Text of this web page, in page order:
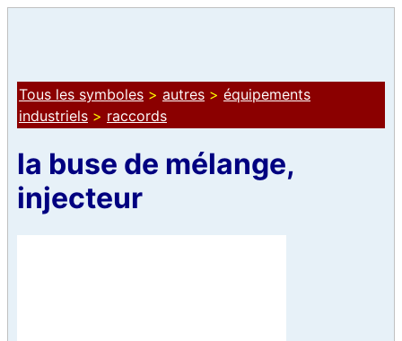
Tous les symboles > autres > équipements
industriels > raccords
la buse de mélange,
injecteur